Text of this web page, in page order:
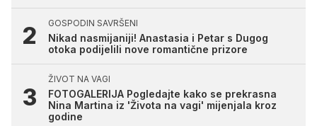
GOSPODIN SAVRŠENI
Nikad nasmijaniji! Anastasia i Petar s Dugog
otoka podijelili nove romantične prizore
ŽIVOT NA VAGI
FOTOGALERIJA Pogledajte kako se prekrasna
Nina Martina iz 'Života na vagi' mijenjala kroz
godine